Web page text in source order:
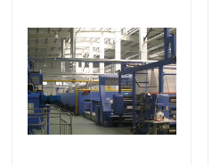
Sobre nós
Excursão da fábrica